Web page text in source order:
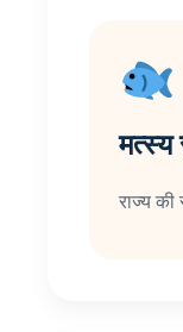
राज्य की